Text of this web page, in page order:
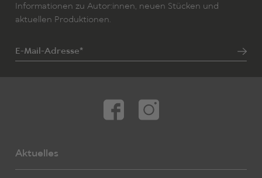
Informationen zu Autor:innen, neuen Stücken und
aktuellen Produktionen.
E-Mail-Adresse*
Aktuelles